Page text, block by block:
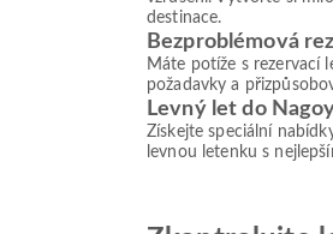
destinace.
Bezproblémová
Máte potíže s rezervací
požadavky a
Levný let do
Získejte speciální
levnou letenku s